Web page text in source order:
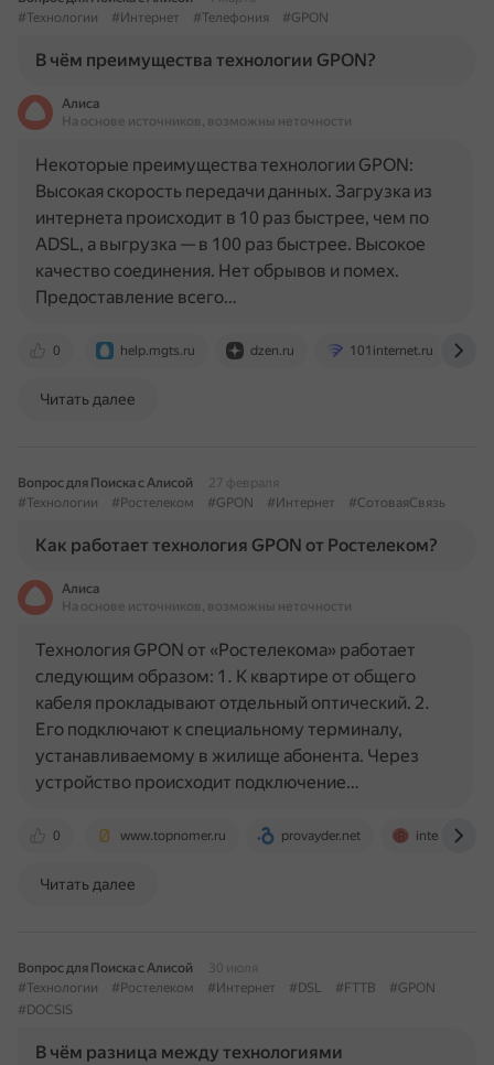
#Технологии
#Интернет #Телефония #GPON
В чём преимущества технологии GPON?
Алиса
На основе источников, возможны неточности
0 help.mgts.ru dzen.ru 101internet.ru
Некоторые преимущества технологии GPON:
Высокая скорость передачи данных. Загрузка из
интернета происходит в 10 раз быстрее, чем по
ADSL, а выгрузка — в 100 раз быстрее. Высокое
качество соединения. Нет обрывов и помех.
Предоставление всего…
Читать далее
Вопрос для Поиска с Алисой
27 февраля
#Технологии
#Ростелеком #GPON #Интернет #СотоваяСвязь
Как работает технология GPON от Ростелеком?
Алиса
На основе источников, возможны неточности
0 www.topnomer.ru provayder.net
Технология GPON от «Ростелекома» работает
следующим образом: 1. К квартире от общего
кабеля прокладывают отдельный оптический. 2.
Его подключают к специальному терминалу,
устанавливаемому в жилище абонента. Через
устройство происходит подключение…
Читать далее
Вопрос для Поиска с Алисой
30 июля
#Технологии
#Ростелеком #Интернет #DSL #FTTB
#GPON
#DOCSIS
В чём разница между технологиями